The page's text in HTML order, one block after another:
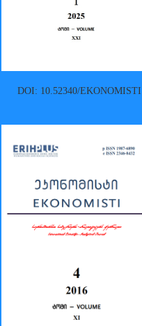
DOI: 10.52340/EKONOMISTI